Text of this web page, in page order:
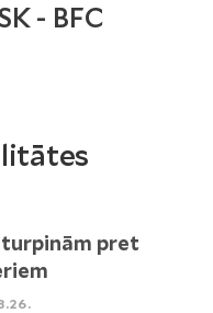
- BFC
pret